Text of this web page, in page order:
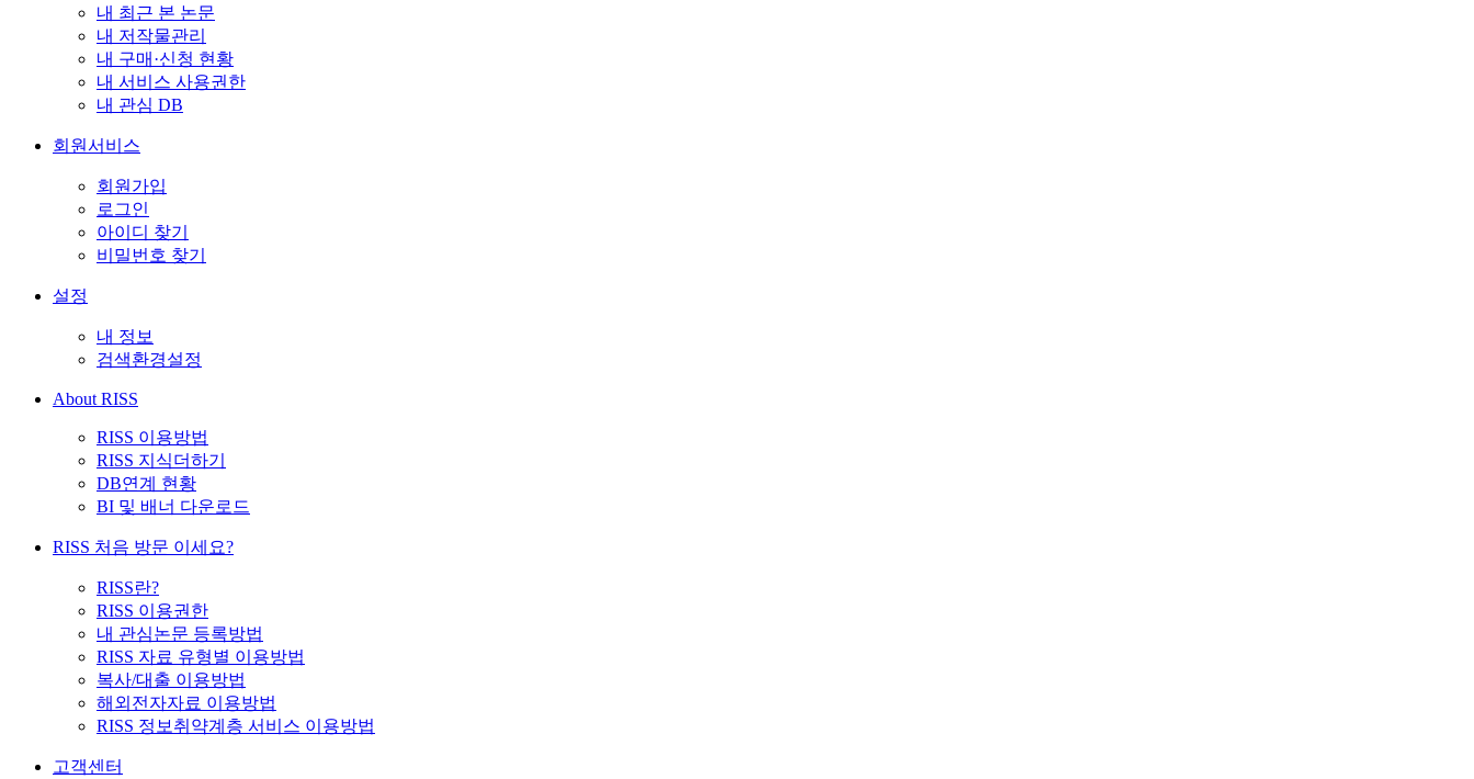
내 최근 본 논문
내 저작물관리
내 구매·신청 현황
내 서비스 사용권한
내 관심 DB
회원서비스
회원가입
로그인
아이디 찾기
비밀번호 찾기
설정
내 정보
검색환경설정
About RISS
RISS 이용방법
RISS 지식더하기
DB연계 현황
BI 및 배너 다운로드
RISS 처음 방문 이세요?
RISS란?
RISS 이용권한
내 관심논문 등록방법
RISS 자료 유형별 이용방법
복사/대출 이용방법
해외전자자료 이용방법
RISS 정보취약계층 서비스 이용방법
고객센터